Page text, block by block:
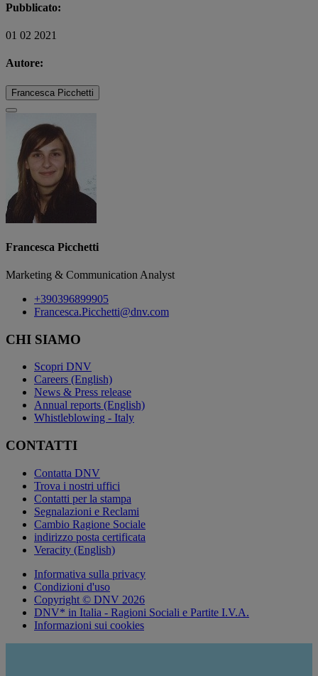
Pubblicato:
01 02 2021
Autore:
Francesca Picchetti
Francesca Picchetti
Marketing & Communication Analyst
+390396899905
Francesca.Picchetti@dnv.com
CHI SIAMO
Scopri DNV
Careers (English)
News & Press release
Annual reports (English)
Whistleblowing - Italy
CONTATTI
Contatta DNV
Trova i nostri uffici
Contatti per la stampa
Segnalazioni e Reclami
Cambio Ragione Sociale
indirizzo posta certificata
Veracity (English)
Informativa sulla privacy
Condizioni d'uso
Copyright © DNV 2026
DNV* in Italia - Ragioni Sociali e Partite I.V.A.
Informazioni sui cookies